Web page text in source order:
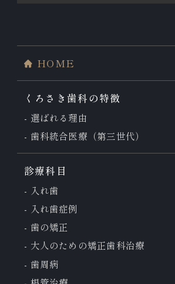
HOME
くろさき歯科の特徴
選ばれる理由
歯科統合医療（第三世代）
診療科目
入れ歯
入れ歯症例
歯の矯正
大人のための矯正歯科治療
歯周病